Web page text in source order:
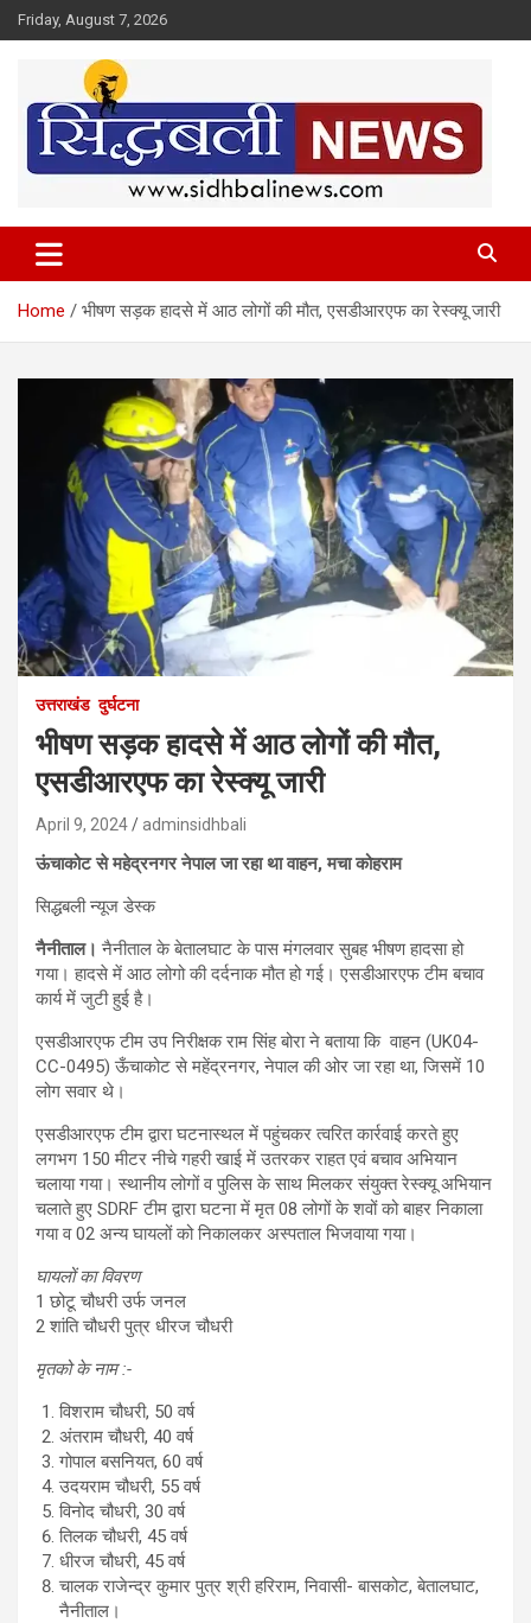
Skip
to
Friday, August 7, 2026
Sidhbali News
Home भीषण सड़क हादसे में आठ लोगों की मौत, एसडीआरएफ का रेस्क्यू जारी
उत्तराखंड दुर्घटना
भीषण सड़क हादसे में आठ लोगों की मौत,
एसडीआरएफ का रेस्क्यू जारी
April 9, 2024 adminsidhbali
ऊंचाकोट से महेद्रनगर नेपाल जा रहा था वाहन, मचा कोहराम
सिद्धबली न्यूज डेस्क
नैनीताल।नैनीताल के बेतालघाट के पास मंगलवार सुबह भीषण हादसा हो
गया। हादसे में आठ लोगो की दर्दनाक मौत हो गई। एसडीआरएफ टीम बचाव
कार्य में जुटी हुई है।
एसडीआरएफ टीम उप निरीक्षक राम सिंह बोरा ने बताया कि वाहन (UK04-
CC-0495) ऊँचाकोट से महेंद्रनगर, नेपाल की ओर जा रहा था, जिसमें 10
लोग सवार थे।
एसडीआरएफ टीम द्वारा घटनास्थल में पहुंचकर त्वरित कार्रवाई करते हुए
लगभग 150 मीटर नीचे गहरी खाई में उतरकर राहत एवं बचाव अभियान
चलाया गया। स्थानीय लोगों व पुलिस के साथ मिलकर संयुक्त रेस्क्यू अभियान
चलाते हुए SDRF टीम द्वारा घटना में मृत 08 लोगों के शवों को बाहर निकाला
गया व 02 अन्य घायलों को निकालकर अस्पताल भिजवाया गया।
घायलों का विवरण
1 छोटू चौधरी उर्फ जनल
2 शांति चौधरी पुत्र धीरज चौधरी
मृतको के नाम :-
विशराम चौधरी, 50 वर्ष
अंतराम चौधरी, 40 वर्ष
गोपाल बसनियत, 60 वर्ष
उदयराम चौधरी, 55 वर्ष
विनोद चौधरी, 30 वर्ष
तिलक चौधरी, 45 वर्ष
धीरज चौधरी, 45 वर्ष
चालक राजेन्द्र कुमार पुत्र श्री हरिराम, निवासी- बासकोट, बेतालघाट,
नैनीताल।